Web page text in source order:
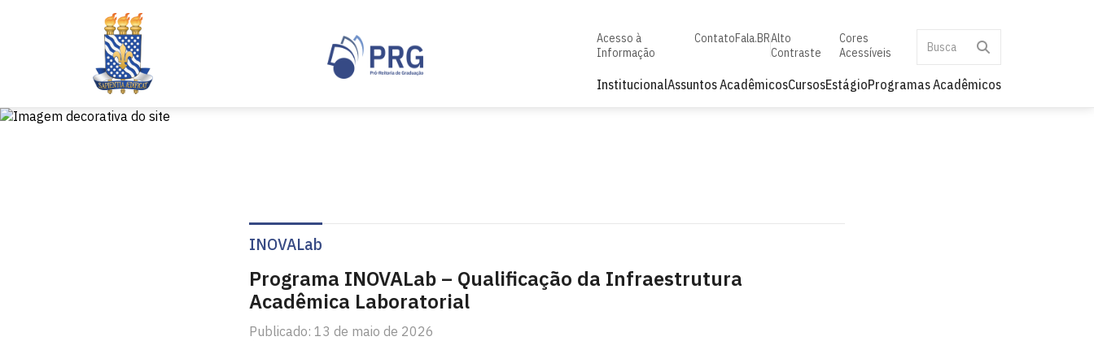
Acesso à
Informação
ContatoFala.BRAlto
Contraste
Cores
Acessíveis
InstitucionalAssuntos AcadêmicosCursosEstágioProgramas Acadêmicos
INOVALab
Programa INOVALab – Qualificação da Infraestrutura
Acadêmica Laboratorial
Publicado: 13 de maio de 2026